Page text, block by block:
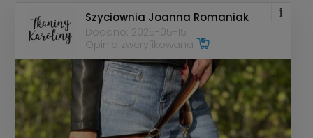
Szyciownia Joanna Romaniak
Dodano: 2025-05-15
Opinia zweryfikowana